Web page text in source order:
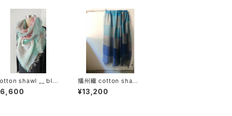
shawl __ blo
220
播州織 cotton shawl
__ block 220-120 深
海GK
¥13,200